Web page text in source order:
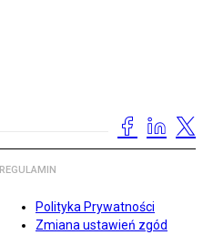
REGULAMIN
Polityka Prywatności
Zmiana ustawień zgód